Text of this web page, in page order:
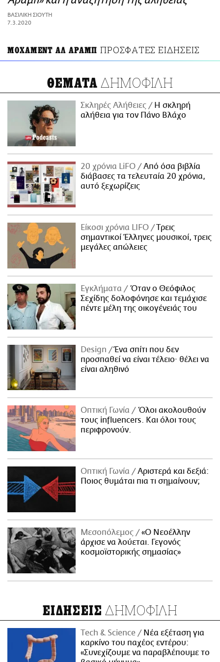
ΑΜΠΑ
PRINT
ΒΑΣΙΛΙΚΗ ΣΙΟΥΤΗ
7.3.2020
ΜΟΧΑΜΕΝΤ ΑΛ ΑΡΑΜΠ ΠΡΟΣΦΑΤΕΣ ΕΙΔΗΣΕΙΣ
ΘΕΜΑΤΑ ΔΗΜΟΦΙΛΗ
Σκληρές Αλήθειες
H σκληρή
αλήθεια για τον Πάνο Βλάχο
20 χρόνια LiFO
Από όσα βιβλία
διάβασες τα τελευταία 20 χρόνια,
αυτό ξεχωρίζεις
Είκοσι χρόνια LIFO
Tρεις
σημαντικοί Έλληνες μουσικοί, τρεις
μεγάλες απώλειες
Εγκλήματα
Όταν ο Θεόφιλος
Σεχίδης δολοφόνησε και τεμάχισε
πέντε μέλη της οικογένειάς του
Design
Ένα σπίτι που δεν
προσπαθεί να είναι τέλειο· θέλει να
είναι αληθινό
Οπτική Γωνία
Όλοι ακολουθούν
τους influencers. Και όλοι τους
περιφρονούν.
Οπτική Γωνία
Αριστερά και δεξιά:
Ποιος θυμάται πια τι σημαίνουν;
Μεσοπόλεμος
«Ο Νεοέλλην
άρχισε να λούεται. Γεγονός
κοσμοϊστορικής σημασίας»
ΕΙΔΗΣΕΙΣ ΔΗΜΟΦΙΛΗ
Τech & Science
Νέα εξέταση για
καρκίνο του παχέος εντέρου:
«Συνεχίζουμε να παραβλέπουμε το